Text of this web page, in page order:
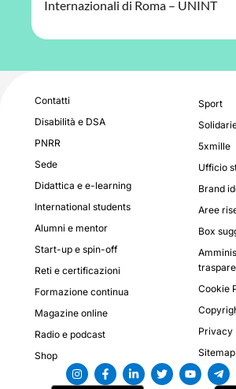
Internazionali di Roma – UNINT
Contatti
Disabilità e DSA
PNRR
Sede
Didattica e e-learning
International students
Alumni e mentor
Start-up e spin-off
Reti e certificazioni
Formazione continua
Magazine online
Radio e podcast
Shop
Sport
5xmille
Ufficio
Brand
Aree
Box
Cookie
Privacy
Sitemap